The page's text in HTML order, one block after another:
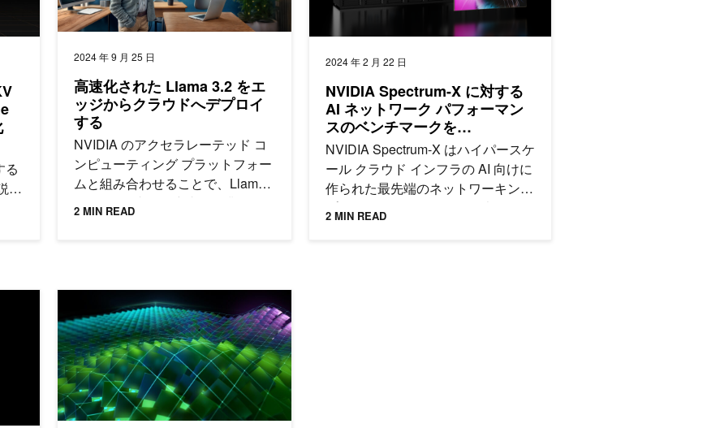
る
し
2024 年 9 月 25 日
高速化された Llama 3.2 をエ
ッジからクラウドへデプロイ
する
NVIDIA のアクセラレーテッド コ
ンピューティング プラットフォー
ムと組み合わせることで、Llama
3.2 は開発者、研究者、企業に、
2 MIN READ
2024 年 2 月 22 日
NVIDIA Spectrum-X に対する
AI ネットワーク パフォーマン
スのベンチマークを
Supermicro が提供
NVIDIA Spectrum-X はハイパースケ
ール クラウド インフラの AI 向けに
作られた最先端のネットワーキング
プラットフォームとして脚光を浴び
2 MIN READ
4.0 で実装しビジネスを強化
NVIDIA CUDA Toolkit 12.2 がアプリケーションを強化する強力な機能をリリース